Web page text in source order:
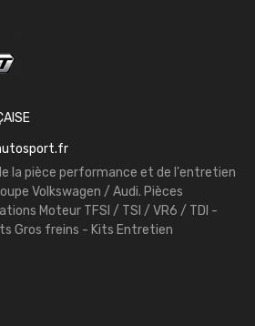
la pièce performance et de l'entretien
Volkswagen / Audi. Pièces
Moteur TFSI / TSI / VR6 / TDI -
Gros freins - Kits Entretien